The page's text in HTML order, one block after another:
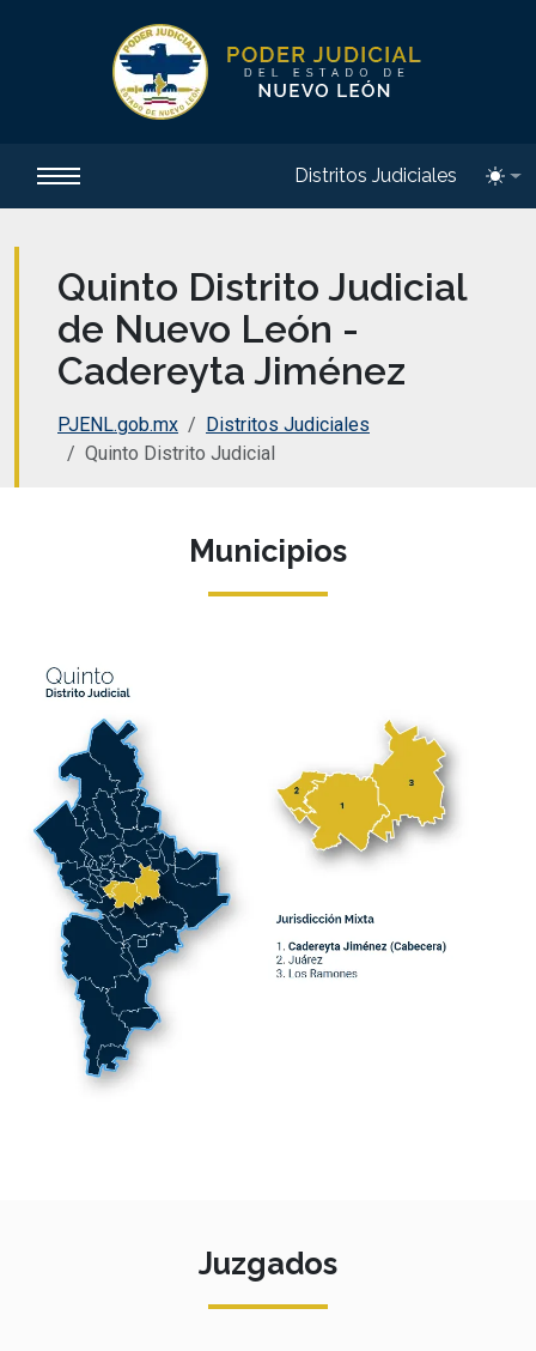
Distritos Judiciales
Quinto Distrito Judicial
de Nuevo León -
Cadereyta Jiménez
PJENL.gob.mx
Distritos Judiciales
Quinto Distrito Judicial
Municipios
Juzgados